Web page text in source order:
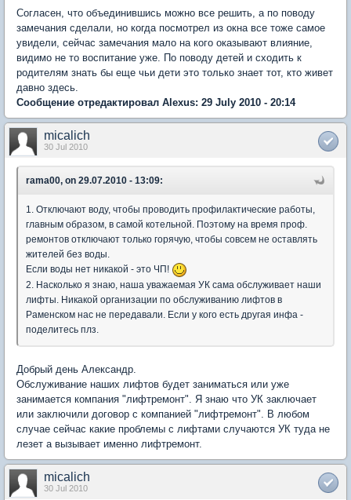
Согласен, что объединившись можно все решить, а по поводу
замечания сделали, но когда посмотрел из окна все тоже самое
увидели, сейчас замечания мало на кого оказывают влияние,
видимо не то воспитание уже. По поводу детей и сходить к
родителям знать бы еще чьи дети это только знает тот, кто живет
давно здесь.
Сообщение отредактировал Alexus: 29 July 2010 - 20:14
micalich
30 Jul 2010
rama00, on 29.07.2010 - 13:09:
1. Отключают воду, чтобы проводить профилактические работы,
главным образом, в самой котельной. Поэтому на время проф.
ремонтов отключают только горячую, чтобы совсем не оставлять
жителей без воды.
Если воды нет никакой - это ЧП!
2. Насколько я знаю, наша уважаемая УК сама обслуживает наши
лифты. Никакой организации по обслуживанию лифтов в
Раменском нас не передавали. Если у кого есть другая инфа -
поделитесь плз.
Добрый день Александр.
Обслуживание наших лифтов будет заниматься или уже
занимается компания "лифтремонт". Я знаю что УК заключает
или заключили договор с компанией "лифтремонт". В любом
случае сейчас какие проблемы с лифтами случаются УК туда не
лезет а вызывает именно лифтремонт.
micalich
30 Jul 2010